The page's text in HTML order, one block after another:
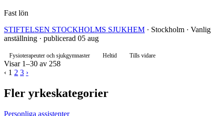
Fast lön
STIFTELSEN STOCKHOLMS SJUKHEM · Stockholm · Vanlig
anställning · publicerad 05 aug
Fysioterapeuter och sjukgymnaster Heltid Tills vidare
Visar 1–30 av 258
‹ 1 2 3 ›
Fler yrkeskategorier
Personliga assistenter